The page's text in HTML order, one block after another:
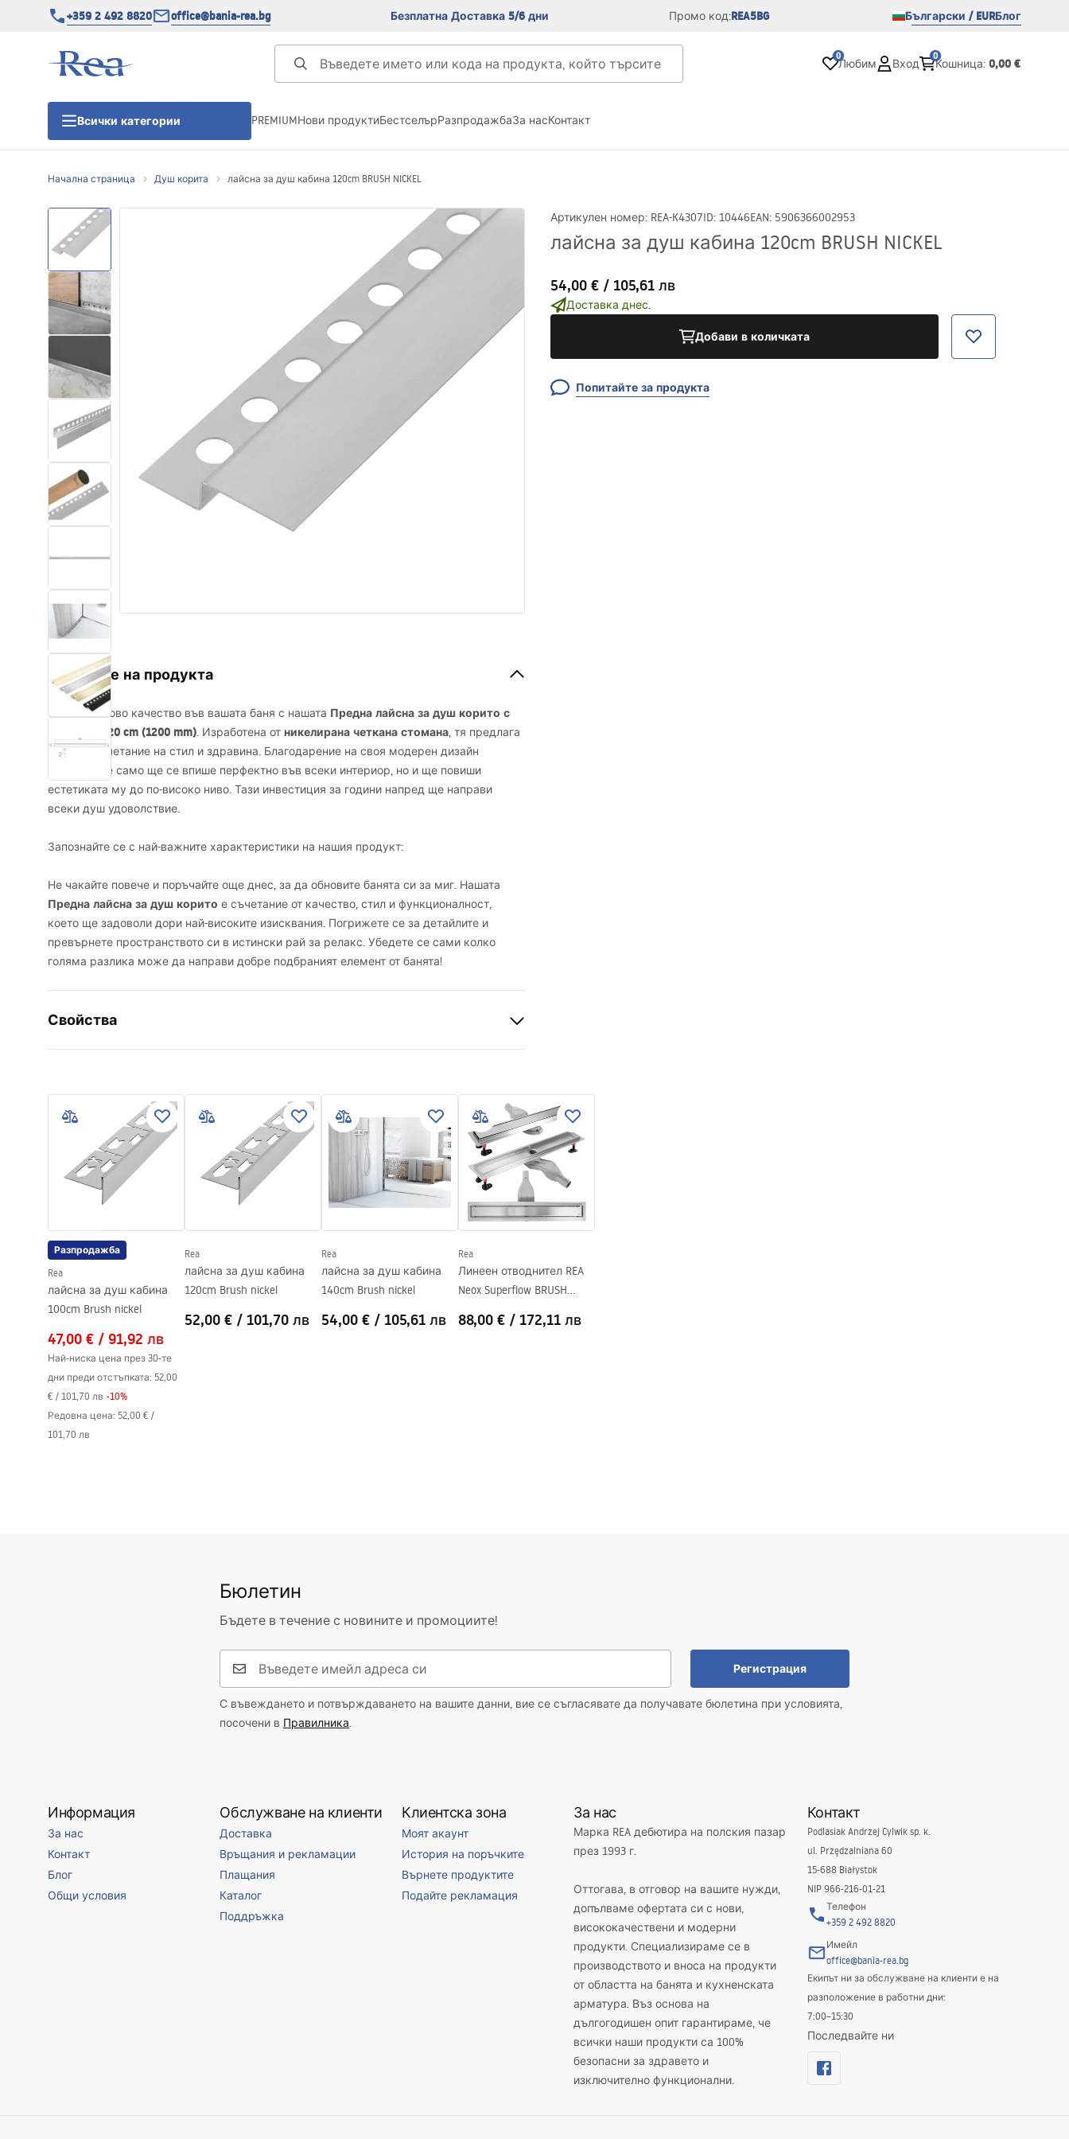
+359 2 492 8820 office@bania-rea.bg Безплатна Доставка 5/6 дни Промо код:REA5BG Български / EURБлог
0
Любим Вход
0
Кошница: 0,00 €
Всички категории
Душ кабини
Душ корита
Линейни сифони
Комплект тоалетна чиния с
биде WC
Вани и Паравани
Смесители за баня
Кухня
Аксесоари и мебели за баня
PREMIUMНови продуктиБестселърРазпродажбаЗа насКонтакт
Начална страница Душ корита лайсна за душ кабина 120cm BRUSH NICKEL
Артикулен номер: REA-K4307ID: 10446EAN: 5906366002953
лайсна за душ кабина 120cm BRUSH NICKEL
54,00 € / 105,61 лв
Доставка днес.
Добави в количката
Попитайте за продукта
Описание на продукта
Открийте ново качество във вашата баня с нашата Предна лайсна за душ корито с
дължина 120 cm (1200 mm). Изработена от никелирана четкана стомана, тя предлага
отлично съчетание на стил и здравина. Благодарение на своя модерен дизайн
лайсната не само ще се впише перфектно във всеки интериор, но и ще повиши
естетиката му до по-високо ниво. Тази инвестиция за години напред ще направи
всеки душ удоволствие.
Запознайте се с най-важните характеристики на нашия продукт:
Не чакайте повече и поръчайте още днес, за да обновите банята си за миг. Нашата
Предна лайсна за душ корито е съчетание от качество, стил и функционалност,
което ще задоволи дори най-високите изисквания. Погрижете се за детайлите и
превърнете пространството си в истински рай за релакс. Убедете се сами колко
голяма разлика може да направи добре подбраният елемент от банята!
Свойства
Материал
неръждаема стомана
Дължина
1200
mm
Височина
mm
Ширина
mm
Може да се реже
24 месеца
Разпродажба
Rea
лайсна за душ кабина
100cm Brush nickel
47,00 € / 91,92 лв
Най-ниска цена през 30-те
дни преди отстъпката: 52,00
€ / 101,70 лв -10%
Редовна цена: 52,00 € /
101,70 лв
Rea
лайсна за душ кабина
120cm Brush nickel
52,00 € / 101,70 лв
Rea
лайсна за душ кабина
140cm Brush nickel
54,00 € / 105,61 лв
Rea
Линеен отводнител REA
Neox Superflow BRUSH
88,00 € / 172,11 лв
Бюлетин
Бъдете в течение с новините и промоциите!
Регистрация
С въвеждането и потвърждаването на вашите данни, вие се съгласявате да получавате бюлетина при условията,
посочени в Правилника.
Информация
За нас
Контакт
Блог
Общи условия
Обслужване на клиенти
Доставка
Връщания и рекламации
Плащания
Каталог
Поддръжка
Клиентска зона
Моят акаунт
История на поръчките
Върнете продуктите
Подайте рекламация
За нас
Марка REA дебютира на полския пазар
през 1993 г.
Оттогава, в отговор на вашите нужди,
допълваме офертата си с нови,
висококачествени и модерни
продукти. Специализираме се в
производството и вноса на продукти
от областта на банята и кухненската
арматура. Въз основа на
дългогодишен опит гарантираме, че
всички наши продукти са 100%
безопасни за здравето и
изключително функционални.
Контакт
Podlasiak Andrzej Cylwik sp. k.
ul. Przędzalniana 60
15-688 Białystok
NIP 966-216-01-21
Телефон
+359 2 492 8820
Имейл
office@bania-rea.bg
Екипът ни за обслужване на клиенти е на
разположение в работни дни:
7:00–15:30
Последвайте ни